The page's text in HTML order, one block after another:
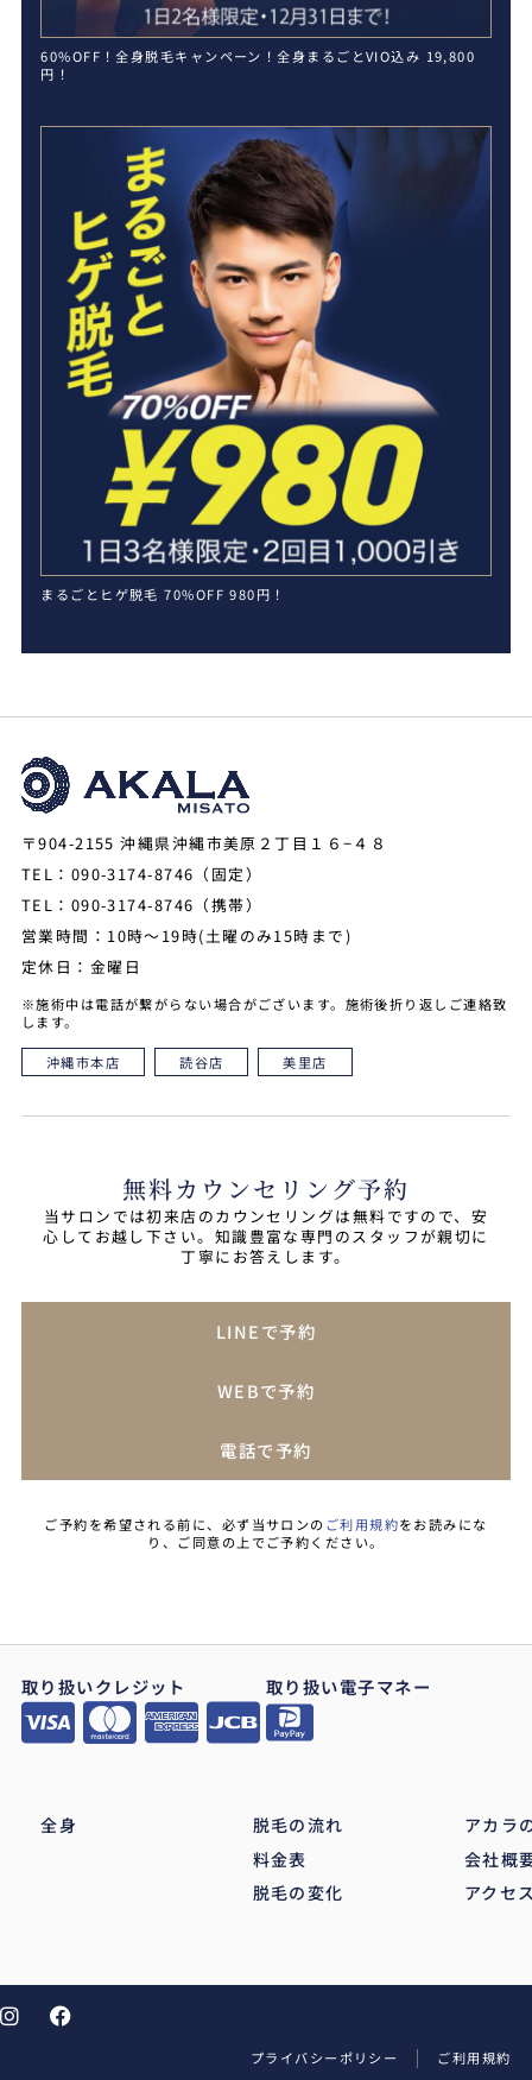
60%OFF！全身脱毛キャンペーン！全身まるごとVIO込み 19,800
円！
まるごとヒゲ脱毛 70%OFF 980円！
〒904-2155 沖縄県沖縄市美原２丁目１６−４８
TEL：090-3174-8746（固定）
TEL：090-3174-8746（携帯）
営業時間：10時～19時(土曜のみ15時まで)
定休日：金曜日
※施術中は電話が繋がらない場合がございます。施術後折り返しご連絡致
します。
沖縄市本店 読谷店 美里店
無料カウンセリング予約
当サロンでは初来店のカウンセリングは無料ですので、安
心してお越し下さい。知識豊富な専門のスタッフが親切に
丁寧にお答えします。
LINEで予約
WEBで予約
電話で予約
ご予約を希望される前に、必ず当サロンのご利用規約をお読みにな
り、ご同意の上でご予約ください。
取り扱いクレジット 取り扱い電子マネー
全身
脱毛の流れ
料金表
脱毛の変化
アカラ
会社概
アクセ
プライバシーポリシー ご利用規約